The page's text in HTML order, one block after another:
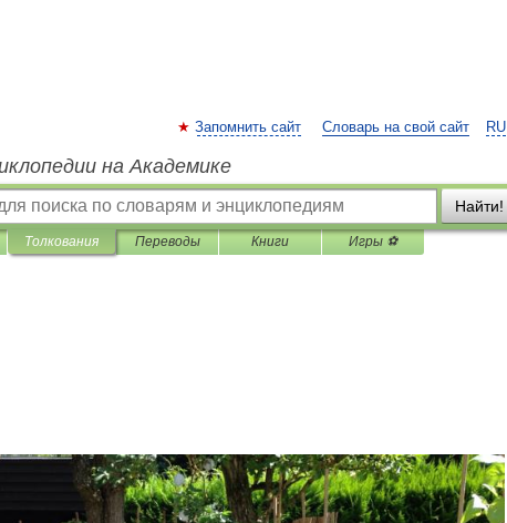
RU
Запомнить сайт Словарь на свой сайт
на Академике
Найти!
Толкования Переводы Книги Игры ⚽